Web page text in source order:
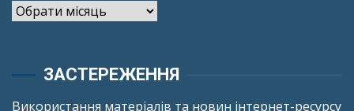
Архіви
ЗАСТЕРЕЖЕННЯ
Використання матеріалів та новин інтернет-ресурсу